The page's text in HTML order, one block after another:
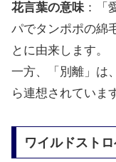
花言葉の意味：「
パでタンポポの綿
とに由来します。
一方、「別離」は
ら連想されていま
ワイルドスト